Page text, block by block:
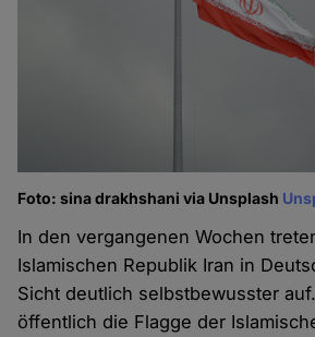
Foto: sina drakhshani via Unsplash
In den vergangenen Wochen
Islamischen Republik Iran in
Sicht deutlich selbstbewusster
öffentlich die Flagge der